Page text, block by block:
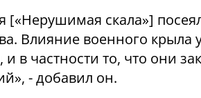
[«Нерушимая скала»]
Влияние военного крыла
в частности то, что они
- добавил он.